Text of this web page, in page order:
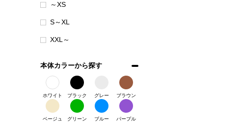
～XS
S～XL
XXL～
本体カラーから探す
ホワイト ブラック グレー ブラウン
ベージュ グリーン ブルー パープル